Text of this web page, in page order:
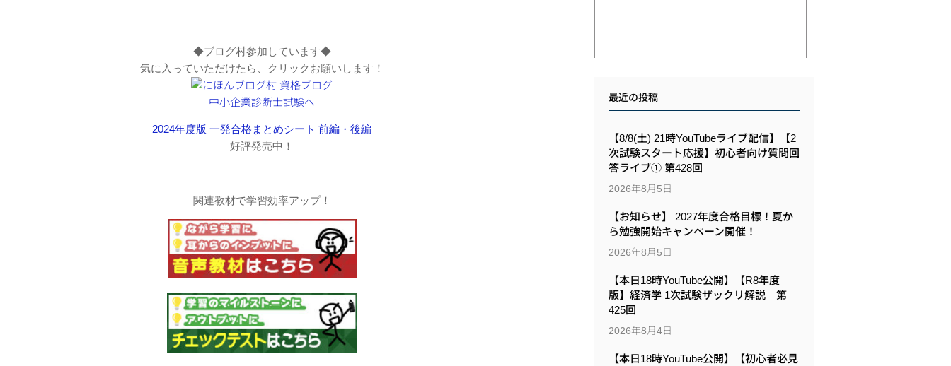
◆ブログ村参加しています◆
気に入っていただけたら、クリックお願いします！
2024年度版 一発合格まとめシート 前編・後編
好評発売中！
関連教材で学習効率アップ！
最近の投稿
【8/8(土) 21時YouTubeライブ配信】【2
次試験スタート応援】初心者向け質問回
答ライブ① 第428回
2026年8月5日
【お知らせ】 2027年度合格目標！夏か
ら勉強開始キャンペーン開催！
2026年8月5日
【本日18時YouTube公開】【R8年度
版】経済学 1次試験ザックリ解説 第
425回
2026年8月4日
【本日18時YouTube公開】【初心者必見